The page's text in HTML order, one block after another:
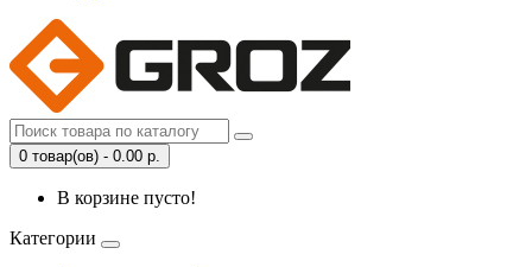
0 товар(ов) - 0.00 р.
В корзине пусто!
Категории